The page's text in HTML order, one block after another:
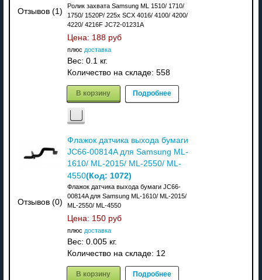
Отзывов (1)
Ролик захвата Samsung ML 1510/ 1710/
1750/ 1520P/ 225x SCX 4016/ 4100/ 4200/
4220/ 4216F JC72-01231A
Цена: 188 руб
плюс доставка
Вес: 0.1 кг.
Количество на складе: 558
В корзину Подробнее
Отзывов (0)
Флажок датчика выхода бумаги
JC66-00814A для Samsung ML-
1610/ ML-2015/ ML-2550/ ML-
4550(Код: 1072)
Флажок датчика выхода бумаги JC66-
00814A для Samsung ML-1610/ ML-2015/
ML-2550/ ML-4550
Цена: 150 руб
плюс доставка
Вес: 0.005 кг.
Количество на складе: 12
В корзину Подробнее